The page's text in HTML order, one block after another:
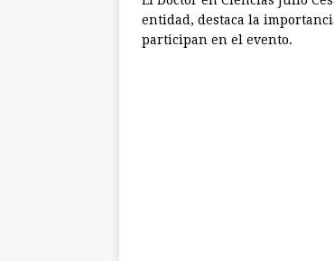
entidad, destaca la
participan en el evento.